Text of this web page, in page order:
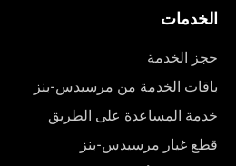
الخدمات
حجز الخدمة
باقات الخدمة من مرسيدس-بنز
خدمة المساعدة على الطريق
قطع غيار مرسيدس-بنز